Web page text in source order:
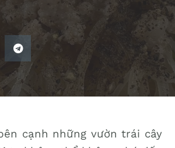
cạnh những vườn trái cây